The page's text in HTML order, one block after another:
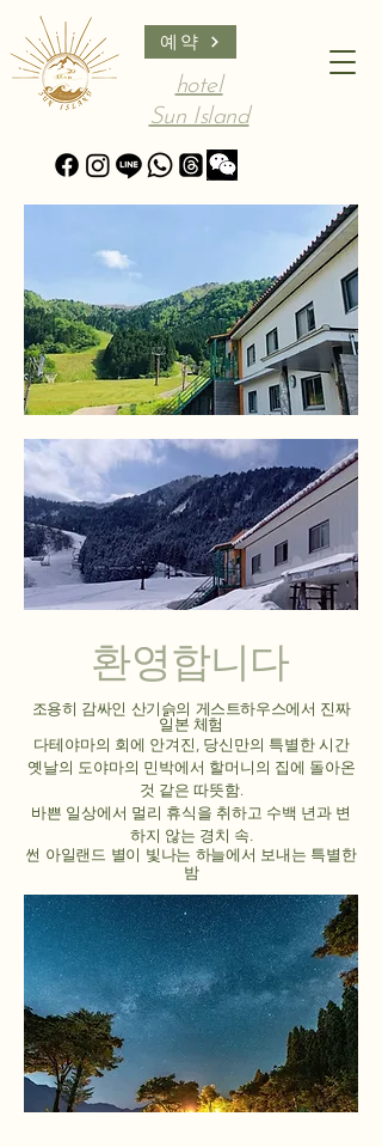
hotel
Sun Island
예약
환영합니다
조용히 감싸인 산기슭의 게스트하우스에서 진짜
일본 체험
다테야마의 회에 안겨진, 당신만의 특별한 시간
옛날의 도야마의 민박에서 할머니의 집에 돌아온
것 같은 따뜻함.
바쁜 일상에서 멀리 휴식을 취하고 수백 년과 변
하지 않는 경치 속.
썬 아일랜드 별이 빛나는 하늘에서 보내는 특별한
밤